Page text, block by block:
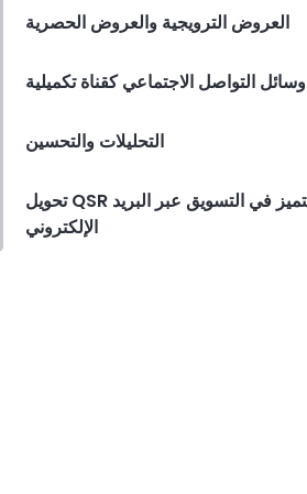
العروض الترويجية والعروض الحصرية
وسائل التواصل الاجتماعي كقناة تكميلية
التحليلات والتحسين
تحويل QSR الخاص بك مع التميز في التسويق عبر البريد
الإلكتروني